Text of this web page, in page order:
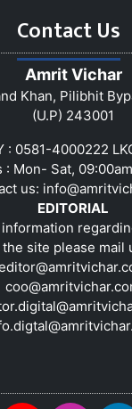
Contact Us
Amrit Vichar
Khan, Pilibhit
(U.P) 243001
: 0581-4000222
: Mon- Sat,
us:
EDITORIAL
information
the site please mail